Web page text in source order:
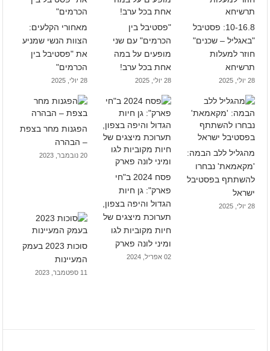
10-16.8: פסטיבל
"באגליל – שכנים"
חוזר למעלות
תרשיחא
28 יולי, 2025
"פסטיבל בין
הכרמים" עם שני
מופעים על במה
אחת בכל ערב!
28 יולי, 2025
מאחורי הקלעים:
הצוות הנשי שמניע
את "פסטיבל בין
הכרמים"
28 יולי, 2025
מהגליל ללב הבמה:
'מקאמאת' נבחרו
להשתתף בפסטיבל
ישראל
28 יולי, 2025
פסח 2024 ב"חי
פארק": גן חיות
הגדול והיפה בצפון,
תערוכת מיצגים של
חיות מקוביות לגו
ומיני לונה פארק
02 אפריל, 2024
הפגנות מחר בצפת
– הבהרה
20 נובמבר, 2023
סוכות 2023 בעמק
המעיינות
11 ספטמבר, 2023